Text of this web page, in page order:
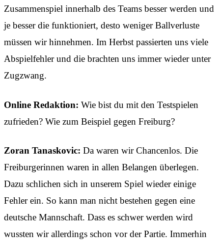
Zusammenspiel innerhalb des Teams besser werden und
je besser die funktioniert, desto weniger Ballverluste
müssen wir hinnehmen. Im Herbst passierten uns viele
Abspielfehler und die brachten uns immer wieder unter
Zugzwang.
Online Redaktion: Wie bist du mit den Testspielen
zufrieden? Wie zum Beispiel gegen Freiburg?
Zoran Tanaskovic: Da waren wir Chancenlos. Die
Freiburgerinnen waren in allen Belangen überlegen.
Dazu schlichen sich in unserem Spiel wieder einige
Fehler ein. So kann man nicht bestehen gegen eine
deutsche Mannschaft. Dass es schwer werden wird
wussten wir allerdings schon vor der Partie. Immerhin